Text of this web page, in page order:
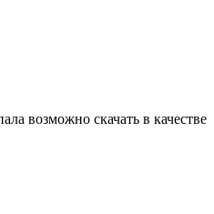
возможно скачать в качестве